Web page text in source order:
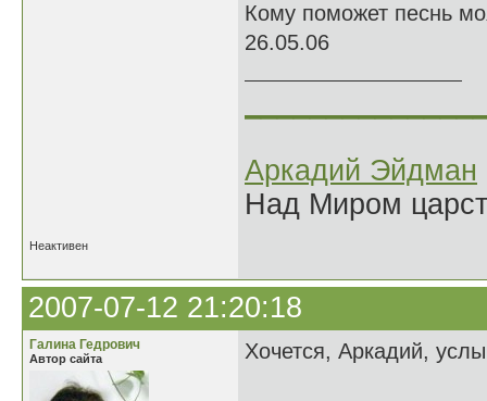
Кому поможет песнь
26.05.06
Аркадий Эйдман
Над Миром
Неактивен
2007-07-12 21:20:18
Галина Гедрович
Автор сайта Хочется, Аркадий,